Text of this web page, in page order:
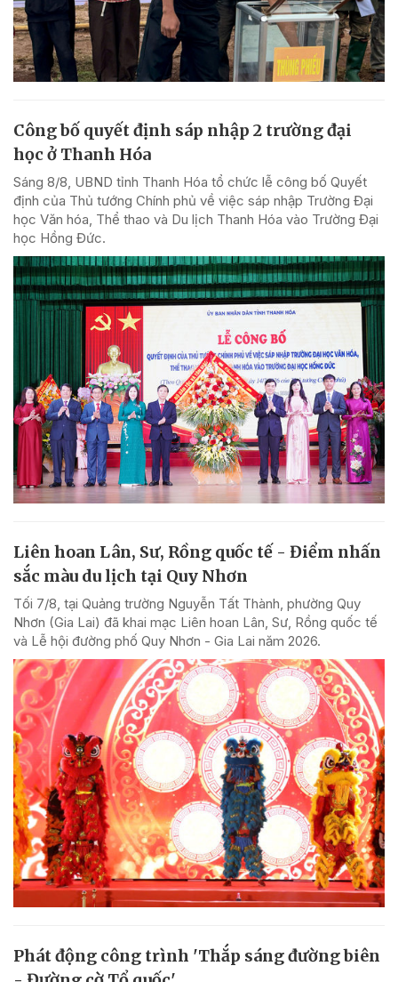
Công bố quyết định sáp nhập 2 trường đại
học ở Thanh Hóa
Sáng 8/8, UBND tỉnh Thanh Hóa tổ chức lễ công bố Quyết
định của Thủ tướng Chính phủ về việc sáp nhập Trường Đại
học Văn hóa, Thể thao và Du lịch Thanh Hóa vào Trường Đại
học Hồng Đức.
Liên hoan Lân, Sư, Rồng quốc tế - Điểm nhấn
sắc màu du lịch tại Quy Nhơn
Tối 7/8, tại Quảng trường Nguyễn Tất Thành, phường Quy
Nhơn (Gia Lai) đã khai mạc Liên hoan Lân, Sư, Rồng quốc tế
và Lễ hội đường phố Quy Nhơn - Gia Lai năm 2026.
Phát động công trình 'Thắp sáng đường biên